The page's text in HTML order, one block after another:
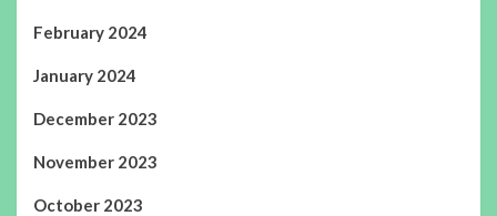
February 2024
January 2024
December 2023
November 2023
October 2023